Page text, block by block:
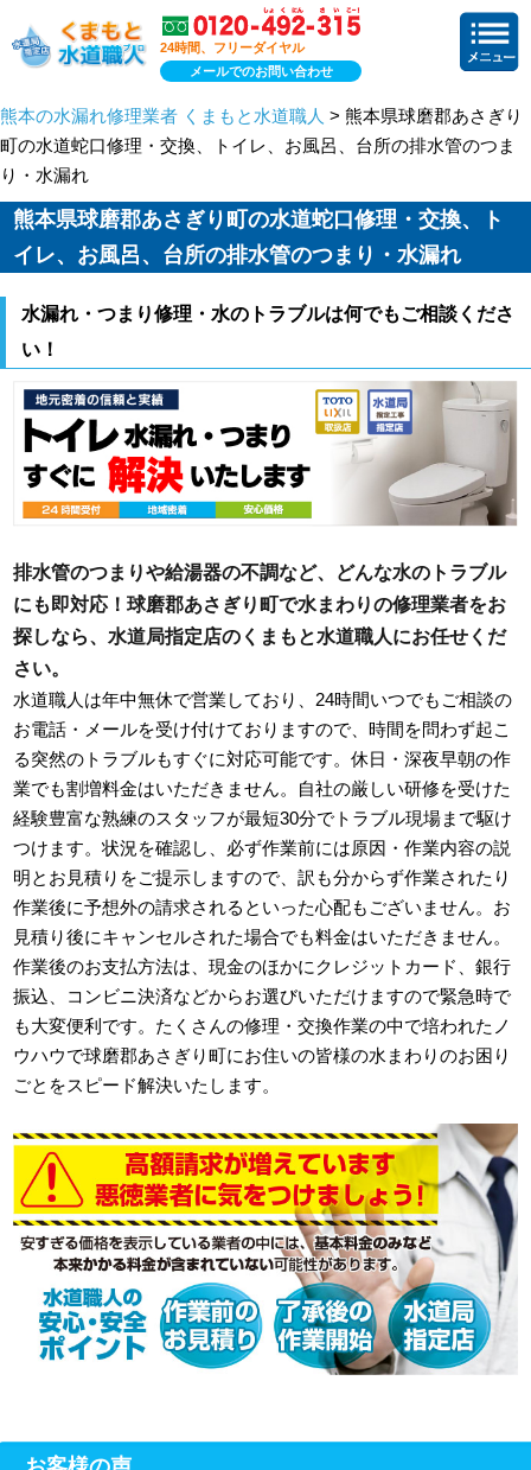
24時間、フリーダイヤル
メールでのお問い合わせ
熊本の水漏れ修理業者 くまもと水道職人 > 熊本県球磨郡あさぎり
町の水道蛇口修理・交換、トイレ、お風呂、台所の排水管のつま
り・水漏れ
熊本県球磨郡あさぎり町の水道蛇口修理・交換、ト
イレ、お風呂、台所の排水管のつまり・水漏れ
水漏れ・つまり修理・水のトラブルは何でもご相談くださ
い！
排水管のつまりや給湯器の不調など、どんな水のトラブル
にも即対応！球磨郡あさぎり町で水まわりの修理業者をお
探しなら、水道局指定店のくまもと水道職人にお任せくだ
さい。
水道職人は年中無休で営業しており、24時間いつでもご相談の
お電話・メールを受け付けておりますので、時間を問わず起こ
る突然のトラブルもすぐに対応可能です。休日・深夜早朝の作
業でも割増料金はいただきません。自社の厳しい研修を受けた
経験豊富な熟練のスタッフが最短30分でトラブル現場まで駆け
つけます。状況を確認し、必ず作業前には原因・作業内容の説
明とお見積りをご提示しますので、訳も分からず作業されたり
作業後に予想外の請求されるといった心配もございません。お
見積り後にキャンセルされた場合でも料金はいただきません。
作業後のお支払方法は、現金のほかにクレジットカード、銀行
振込、コンビニ決済などからお選びいただけますので緊急時で
も大変便利です。たくさんの修理・交換作業の中で培われたノ
ウハウで球磨郡あさぎり町にお住いの皆様の水まわりのお困り
ごとをスピード解決いたします。